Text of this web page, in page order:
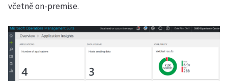
včetně on-premise.